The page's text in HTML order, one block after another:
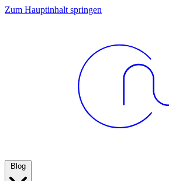
Zum Hauptinhalt springen
Blog